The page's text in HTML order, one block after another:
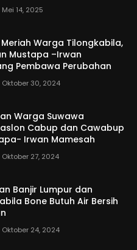
Mei 14, 2025
Warga Tilongkabila,
Mustapa –Irwan
Pembawa Perubahan
Oktober 30, 2024
Warga Suwawa
Cabup dan Cawabup
Irwan Mamesah
Oktober 27, 2024
Banjir Lumpur dan
Bone Butuh Air Bersih
Oktober 24, 2024